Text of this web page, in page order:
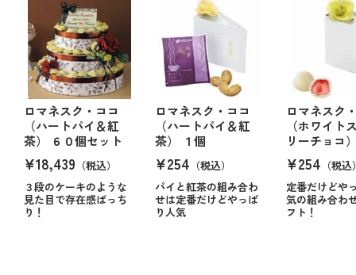
ロマネスク・ココ
（ハートパイ＆紅
茶） ６０個セット
¥18,439 （税込）
３段のケーキのような
見た目で存在感ばっち
り！
ロマネスク・ココ
（ハートパイ＆紅
茶） １個
¥254 （税込）
パイと紅茶の組み合わ
せは定番だけどやっぱ
り人気
ロマネスク
（ホワイト
リーチョコ
¥254 （税
定番だけどや
気の組み合わ
フト！